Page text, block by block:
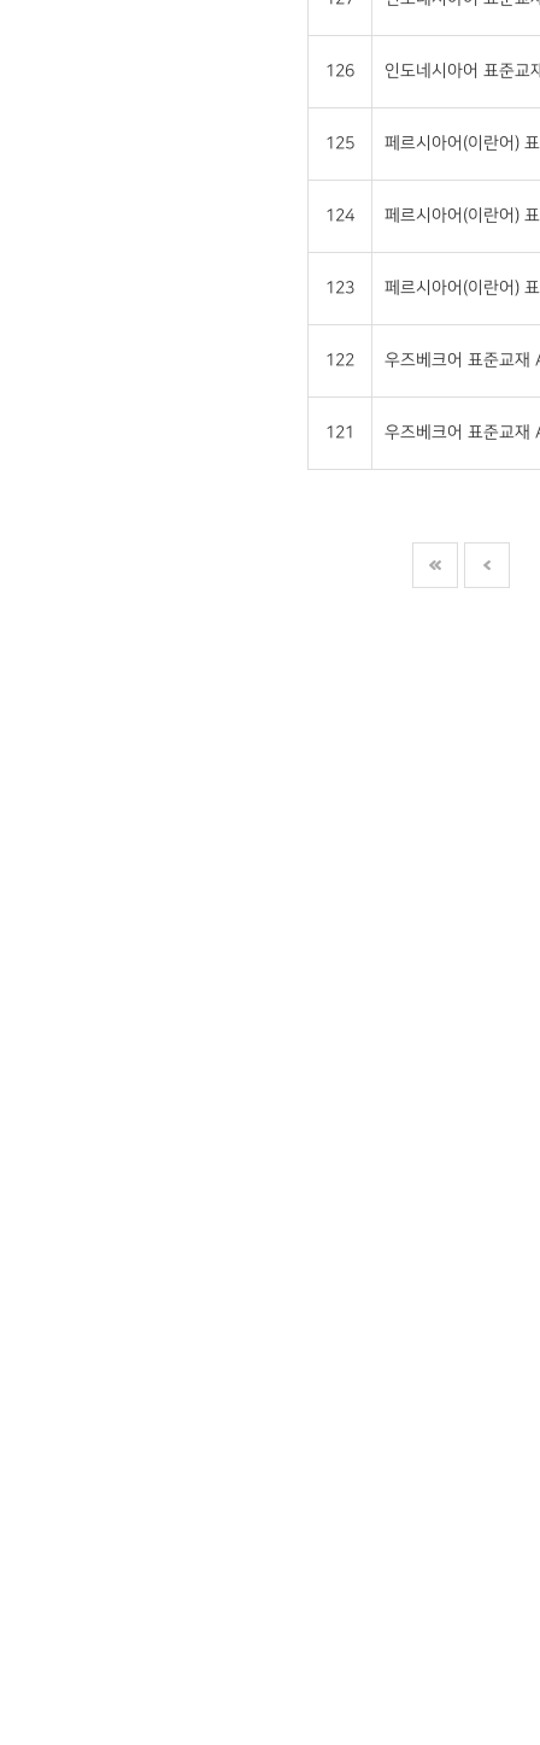
126 인도네시아어 표준교
125 페르시아어(이란어)
124 페르시아어(이란어)
123 페르시아어(이란어)
122 우즈베크어 표준교재
121 우즈베크어 표준교재